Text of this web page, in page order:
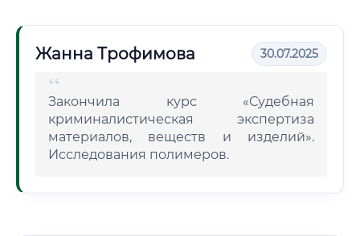
Жанна Трофимова 30.07.2025
Закончила курс «Судебная
криминалистическая экспертиза
материалов, веществ и изделий».
Исследования полимеров.